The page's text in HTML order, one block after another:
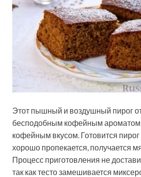
Этот пышный и воздушный пирог
бесподобным кофейным ароматом
кофейным вкусом. Готовится
хорошо пропекается, получается
Процесс приготовления не
так как тесто замешивается